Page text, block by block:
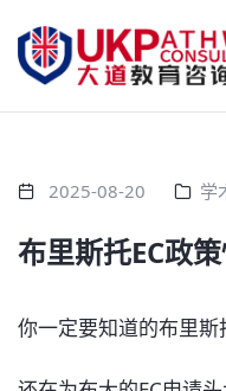
2025-08-20 学
布里斯托EC政策
你一定要知道的布里斯